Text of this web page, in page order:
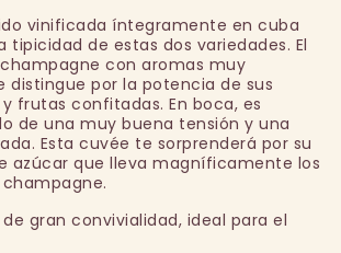
vinificada íntegramente en cuba
tipicidad de estas dos variedades. El
con aromas muy
distingue por la potencia de sus
frutas confitadas. En boca, es
de una muy buena tensión y una
Esta cuvée te sorprenderá por su
azúcar que lleva magníficamente los
gran convivialidad, ideal para el